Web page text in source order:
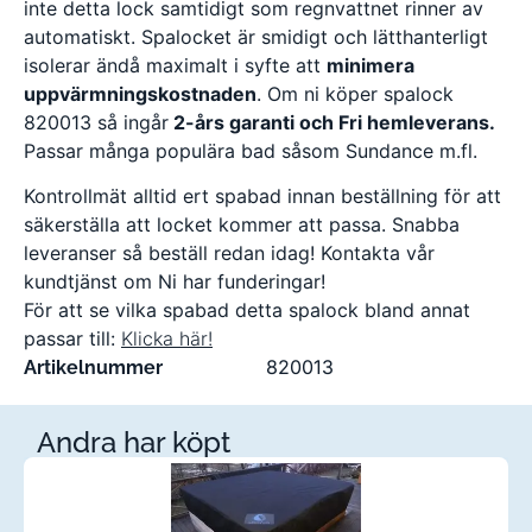
inte detta lock samtidigt som regnvattnet rinner av
automatiskt. Spalocket är smidigt och lätthanterligt
isolerar ändå maximalt i syfte att minimera
uppvärmningskostnaden. Om ni köper spalock
820013 så ingår 2-års garanti och Fri hemleverans.
Passar många populära bad såsom Sundance m.fl.
Kontrollmät alltid ert spabad innan beställning för att
säkerställa att locket kommer att passa. Snabba
leveranser så beställ redan idag! Kontakta vår
kundtjänst om Ni har funderingar!
För att se vilka spabad detta spalock bland annat
passar till: Klicka här!
Artikelnummer 820013
Andra har köpt